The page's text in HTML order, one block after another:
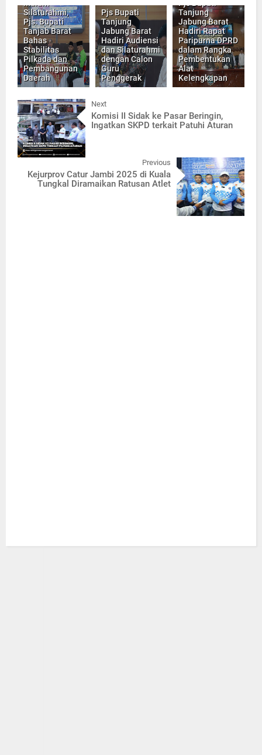
Silaturahmi,
Pjs. Bupati
Tanjab Barat
Bahas
Stabilitas
Pilkada dan
Pembangunan
Daerah
Pjs Bupati
Tanjung
Jabung Barat
Hadiri Audiensi
dan Silaturahmi
dengan Calon
Guru
Penggerak
Tanjung
Jabung Barat
Hadiri Rapat
Paripurna DPRD
dalam Rangka
Pembentukan
Alat
Kelengkapan
Next
Komisi II Sidak ke Pasar Beringin,
Ingatkan SKPD terkait Patuhi Aturan
Previous
Kejurprov Catur Jambi 2025 di Kuala
Tungkal Diramaikan Ratusan Atlet